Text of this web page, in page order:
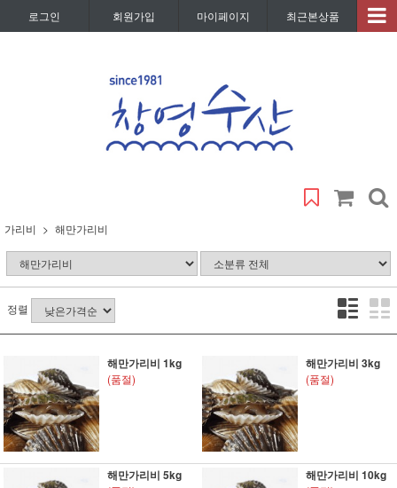
로그인 회원가입 마이페이지 최근본상품
가리비 해만가리비
정렬
해만가리비 1kg
(품절)
해만가리비 3kg
(품절)
해만가리비 5kg 해만가리비 10kg